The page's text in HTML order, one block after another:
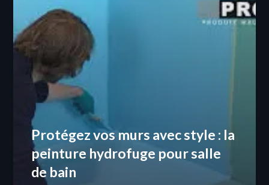
Protégez vos murs avec style : la
peinture hydrofuge pour salle
de bain